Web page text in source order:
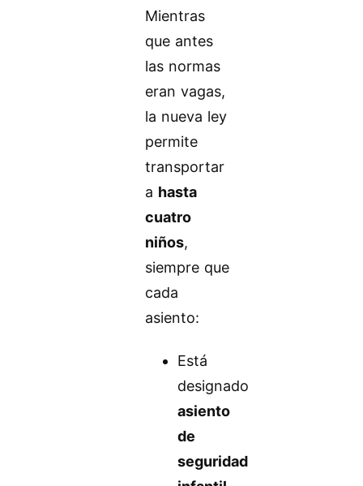
Mientras
que antes
las normas
eran vagas,
la nueva ley
permite
transportar
a hasta
cuatro
niños,
siempre que
cada
asiento:
Está
designado
asiento
de
seguridad